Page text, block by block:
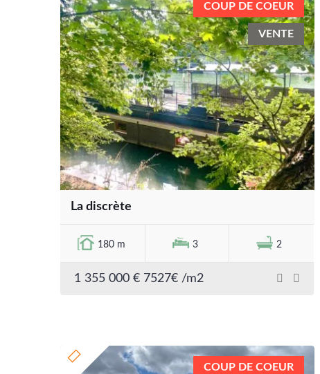
COUP DE COEUR
VENTE
La discrète
180 m 3 2
1 355 000 € 7527€ /m2
COUP DE COEUR